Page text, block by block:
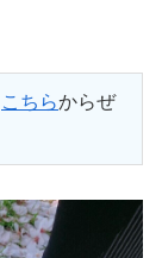
こちらからぜ